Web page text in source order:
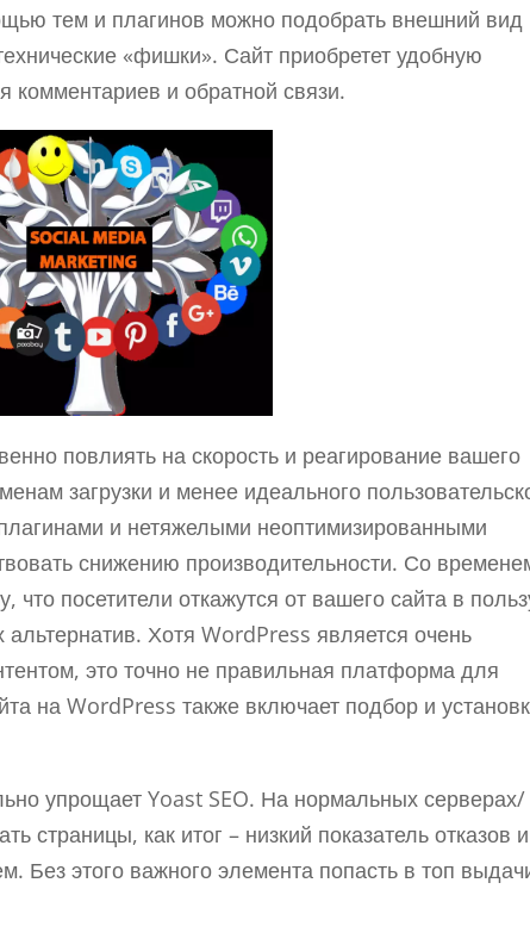
тем и плагинов можно подобрать внешний вид
«фишки». Сайт приобретет удобную
и обратной связи.
повлиять на скорость и реагирование вашего
загрузки и менее идеального
и нетяжелыми неоптимизированными
снижению производительности. Со
что посетители откажутся от вашего сайта в
Хотя WordPress является очень
это точно не правильная платформа для
на WordPress также включает подбор и
упрощает Yoast SEO. На нормальных серверах/
страницы, как итог – низкий показатель отказов и
Без этого важного элемента попасть в топ